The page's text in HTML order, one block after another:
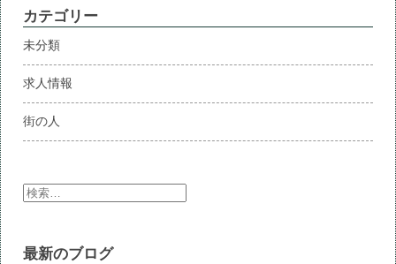
カテゴリー
未分類
求人情報
街の人
検
索:
最新のブログ